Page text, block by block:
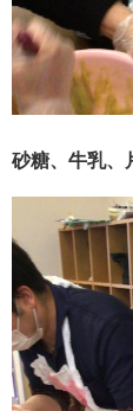
砂糖、牛乳、